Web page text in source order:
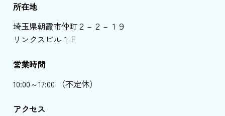
所在地
埼玉県朝霞市仲町２－２－１９
リンクスビル１Ｆ
営業時間
10:00～17:00 （不定休）
アクセス